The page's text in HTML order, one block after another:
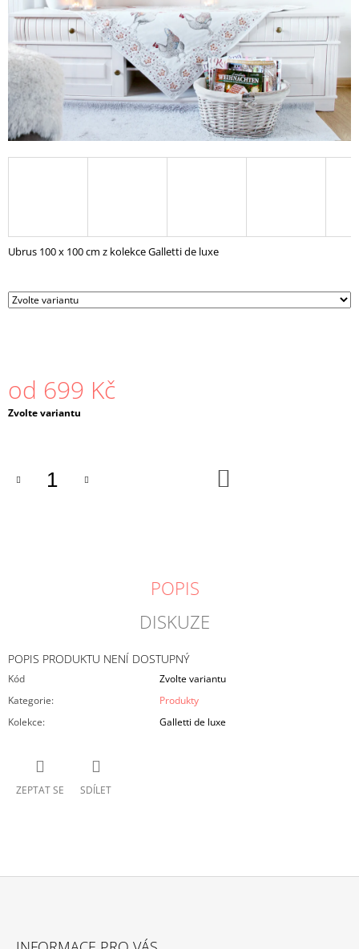
Ubrus 100 x 100 cm z kolekce Galletti de luxe
od 699 Kč
Měrná
Zvolte variantu
POPIS
DISKUZE
POPIS PRODUKTU NENÍ DOSTUPNÝ
Kód
Zvolte variantu
Kategorie:
Produkty
Kolekce: Galletti de luxe
ZEPTAT SE SDÍLET
A
J
Í
T
?
D
O
R
E
M
E
ZÁDVEŘKA